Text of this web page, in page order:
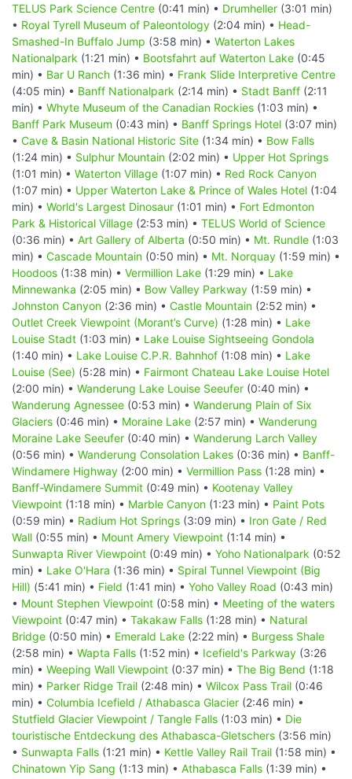
TELUS Park Science Centre (0:41 min) • Drumheller (3:01 min)
• Royal Tyrell Museum of Paleontology (2:04 min) • Head-
Smashed-In Buffalo Jump (3:58 min) • Waterton Lakes
Nationalpark (1:21 min) • Bootsfahrt auf Waterton Lake (0:45
min) • Bar U Ranch (1:36 min) • Frank Slide Interpretive Centre
(4:05 min) • Banff Nationalpark (2:14 min) • Stadt Banff (2:11
min) • Whyte Museum of the Canadian Rockies (1:03 min) •
Banff Park Museum (0:43 min) • Banff Springs Hotel (3:07 min)
• Cave & Basin National Historic Site (1:34 min) • Bow Falls
(1:24 min) • Sulphur Mountain (2:02 min) • Upper Hot Springs
(1:01 min) • Waterton Village (1:07 min) • Red Rock Canyon
(1:07 min) • Upper Waterton Lake & Prince of Wales Hotel (1:04
min) • World's Largest Dinosaur (1:01 min) • Fort Edmonton
Park & Historical Village (2:53 min) • TELUS World of Science
(0:36 min) • Art Gallery of Alberta (0:50 min) • Mt. Rundle (1:03
min) • Cascade Mountain (0:50 min) • Mt. Norquay (1:59 min) •
Hoodoos (1:38 min) • Vermillion Lake (1:29 min) • Lake
Minnewanka (2:05 min) • Bow Valley Parkway (1:59 min) •
Johnston Canyon (2:36 min) • Castle Mountain (2:52 min) •
Outlet Creek Viewpoint (Morant’s Curve) (1:28 min) • Lake
Louise Stadt (1:03 min) • Lake Louise Sightseeing Gondola
(1:40 min) • Lake Louise C.P.R. Bahnhof (1:08 min) • Lake
Louise (See) (5:28 min) • Fairmont Chateau Lake Louise Hotel
(2:00 min) • Wanderung Lake Louise Seeufer (0:40 min) •
Wanderung Agnessee (0:53 min) • Wanderung Plain of Six
Glaciers (0:46 min) • Moraine Lake (2:57 min) • Wanderung
Moraine Lake Seeufer (0:40 min) • Wanderung Larch Valley
(0:56 min) • Wanderung Consolation Lakes (0:36 min) • Banff-
Windamere Highway (2:00 min) • Vermillion Pass (1:28 min) •
Banff-Windamere Summit (0:49 min) • Kootenay Valley
Viewpoint (1:18 min) • Marble Canyon (1:23 min) • Paint Pots
(0:59 min) • Radium Hot Springs (3:09 min) • Iron Gate / Red
Wall (0:55 min) • Mount Amery Viewpoint (1:14 min) •
Sunwapta River Viewpoint (0:49 min) • Yoho Nationalpark (0:52
min) • Lake O'Hara (1:36 min) • Spiral Tunnel Viewpoint (Big
Hill) (5:41 min) • Field (1:41 min) • Yoho Valley Road (0:43 min)
• Mount Stephen Viewpoint (0:58 min) • Meeting of the waters
Viewpoint (0:47 min) • Takakaw Falls (1:28 min) • Natural
Bridge (0:50 min) • Emerald Lake (2:22 min) • Burgess Shale
(2:58 min) • Wapta Falls (1:52 min) • Icefield's Parkway (3:26
min) • Weeping Wall Viewpoint (0:37 min) • The Big Bend (1:18
min) • Parker Ridge Trail (2:48 min) • Wilcox Pass Trail (0:46
min) • Columbia Icefield / Athabasca Glacier (2:46 min) •
Stutfield Glacier Viewpoint / Tangle Falls (1:03 min) • Die
touristische Entdeckung des Athabasca-Gletschers (3:56 min)
• Sunwapta Falls (1:21 min) • Kettle Valley Rail Trail (1:58 min) •
Chinatown Yip Sang (1:13 min) • Athabasca Falls (1:39 min) •